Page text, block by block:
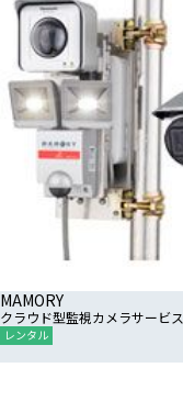
MAMORY
クラウド型監視カメラサービス
レンタル